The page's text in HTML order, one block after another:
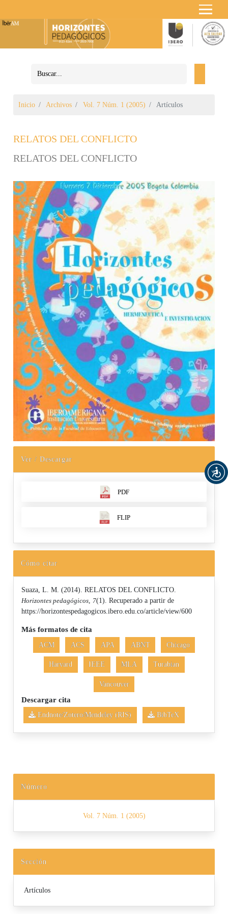
Inicio Archivos Vol. 7 Núm. 1 (2005) Artículos
RELATOS DEL CONFLICTO
RELATOS DEL CONFLICTO
Barra lateral del artículo
Ver / Descargar
PDF
FLIP
Cómo citar
Suaza, L. M. (2014). RELATOS DEL CONFLICTO.
Horizontes pedagógicos, 7(1). Recuperado a partir de
https://horizontespedagogicos.ibero.edu.co/article/view/600
Más formatos de cita
ACM ACS APA ABNT Chicago
Harvard IEEE MLA Turabian
Vancouver
Descargar cita
Endnote/Zotero/Mendeley (RIS) BibTeX
Número
Vol. 7 Núm. 1 (2005)
Sección
Artículos